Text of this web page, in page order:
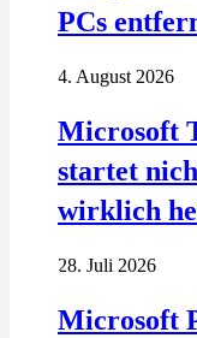
PCs
4. August 2026
Microsoft
startet
wirklich
28. Juli 2026
Microsoft